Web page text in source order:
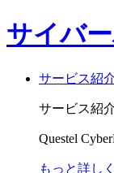
サイバ
サービス紹
サービス紹
Questel
もっと詳しく